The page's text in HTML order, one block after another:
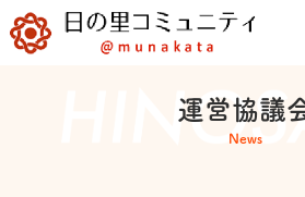
運営協議
News